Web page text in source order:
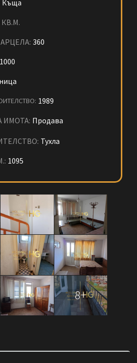
Къща
КВ.М.
360
1989
ИМОТА: Продава
Тухла
1095
8+